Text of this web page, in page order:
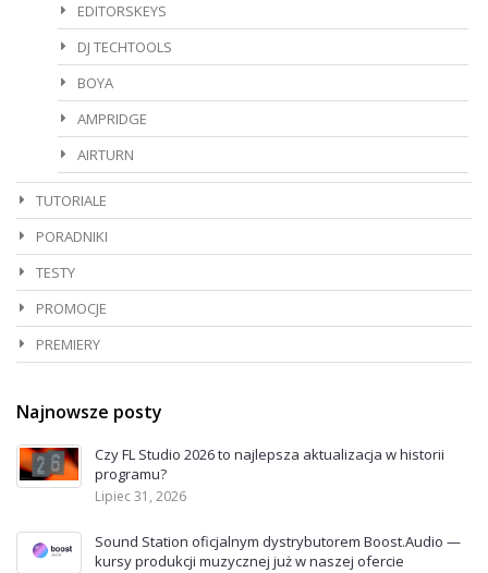
EDITORSKEYS
DJ TECHTOOLS
BOYA
AMPRIDGE
AIRTURN
TUTORIALE
PORADNIKI
TESTY
PROMOCJE
PREMIERY
Najnowsze posty
Czy FL Studio 2026 to najlepsza aktualizacja w historii
programu?
Lipiec 31, 2026
Sound Station oficjalnym dystrybutorem Boost.Audio —
kursy produkcji muzycznej już w naszej ofercie